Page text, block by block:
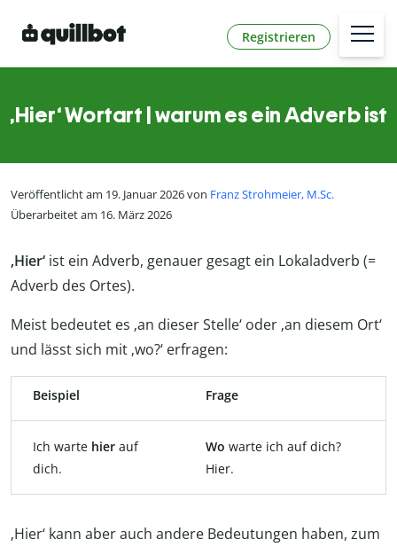
Registrieren
‚Hier‘ Wortart | warum es ein Adverb ist
Veröffentlicht am 19. Januar 2026 von Franz Strohmeier, M.Sc.
Überarbeitet am 16. März 2026
‚Hier‘ ist ein Adverb, genauer gesagt ein Lokaladverb (=
Adverb des Ortes).
Meist bedeutet es ‚an dieser Stelle‘ oder ‚an diesem Ort‘
und lässt sich mit ‚wo?‘ erfragen:
Beispiel Frage
Ich warte hier auf
dich.
Wo warte ich auf dich?
Hier.
‚Hier‘ kann aber auch andere Bedeutungen haben, zum